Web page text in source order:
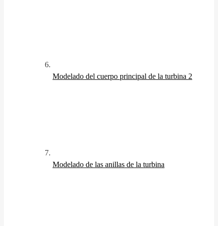
Modelado del cuerpo principal de la turbina 2
Modelado de las anillas de la turbina